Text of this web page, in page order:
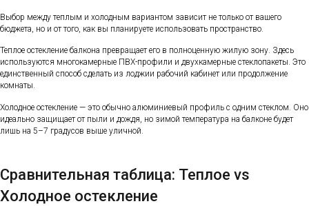
Выбор между теплым и холодным вариантом зависит не только от вашего
бюджета, но и от того, как вы планируете использовать пространство.
Теплое остекление балкона превращает его в полноценную жилую зону. Здесь
используются многокамерные ПВХ-профили и двухкамерные стеклопакеты. Это
единственный способ сделать из лоджии рабочий кабинет или продолжение
комнаты.
Холодное остекление — это обычно алюминиевый профиль с одним стеклом. Оно
идеально защищает от пыли и дождя, но зимой температура на балконе будет
лишь на 5–7 градусов выше уличной.
Сравнительная таблица: Теплое vs
Холодное остекление